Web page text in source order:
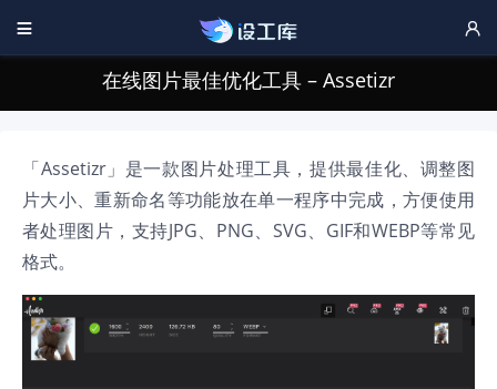
 
在线图片最佳优化工具 – Assetizr
「Assetizr」是一款图片处理工具，提供最佳化、调整图
片大小、重新命名等功能放在单一程序中完成，方便使用
者处理图片，支持JPG、PNG、SVG、GIF和WEBP等常见
格式。